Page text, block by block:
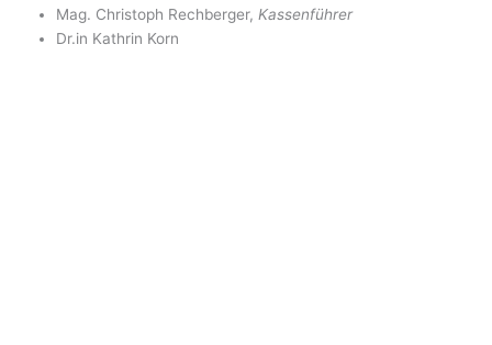
Mag. Christoph Rechberger, Kassenführer
Dr.in Kathrin Korn